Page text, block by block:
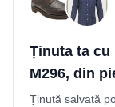
Ținuta ta cu
M296, din
Ținută salvată